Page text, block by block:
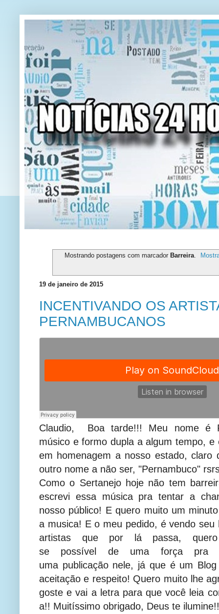
Mostrando postagens com marcador Barreira.
19 de janeiro de 2015
INCENTIVANDO OS
PERNAMBUCANOS
Claudio, Boa tarde!!! Meu nome é
músico e formo dupla a algum tempo, e
em homenagem a nosso estado, claro
outro nome a não ser, "Pernambuco"
Como o Sertanejo hoje não tem
escrevi essa música pra tentar a
nosso público! E quero muito um
a musica! E o meu pedido, é vendo seu
artistas que por lá passa,
se possível de uma força pra
uma publicação nele, já que é um
aceitação e respeito! Quero muito lhe
goste e vai a letra para que você leia
a!! Muitíssimo obrigado, Deus te